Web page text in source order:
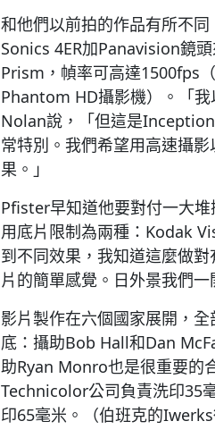
和他們以前拍的作品有所不
Sonics 4ER加Panavision鏡
Prism，幀率可高達1500fps
Phantom HD攝影機）。「我
Nolan說，「但這是
常特別。我們希望用高速攝
果。」
Pfister早知道他要對付一大
用底片限制為兩種：Kodak
到不同效果，我知道這麼做
片的簡單感覺。日外景我們
影片製作在六個國家展開，
底：攝助Bob Hall和Dan
助Ryan Monro也是很重要的
Technicolor公司負責洗印35
印65毫米。（伯班克的